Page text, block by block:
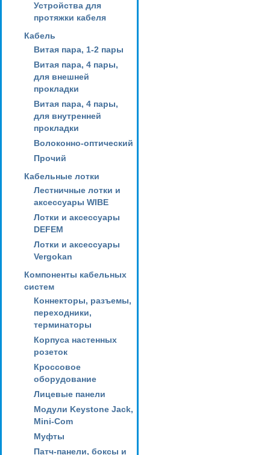
Устройства для
протяжки кабеля
Кабель
Витая пара, 1-2 пары
Витая пара, 4 пары,
для внешней
прокладки
Витая пара, 4 пары,
для внутренней
прокладки
Волоконно-оптический
Прочий
Кабельные лотки
Лестничные лотки и
аксессуары WIBE
Лотки и аксессуары
DEFEM
Лотки и аксессуары
Vergokan
Компоненты кабельных
систем
Коннекторы, разъемы,
переходники,
терминаторы
Корпуса настенных
розеток
Кроссовое
оборудование
Лицевые панели
Модули Keystone Jack,
Mini-Com
Муфты
Патч-панели, боксы и